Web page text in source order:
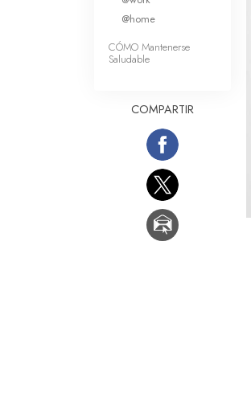
@home
CÓMO Mantenerse
Saludable
COMPARTIR